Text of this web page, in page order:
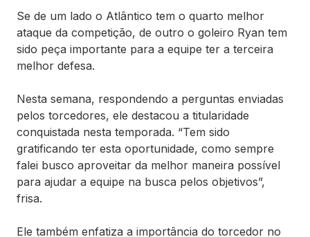
Se de um lado o Atlântico tem o quarto melhor
ataque da competição, de outro o goleiro Ryan tem
sido peça importante para a equipe ter a terceira
melhor defesa.
Nesta semana, respondendo a perguntas enviadas
pelos torcedores, ele destacou a titularidade
conquistada nesta temporada. “Tem sido
gratificando ter esta oportunidade, como sempre
falei busco aproveitar da melhor maneira possível
para ajudar a equipe na busca pelos objetivos”,
frisa.
Ele também enfatiza a importância do torcedor no